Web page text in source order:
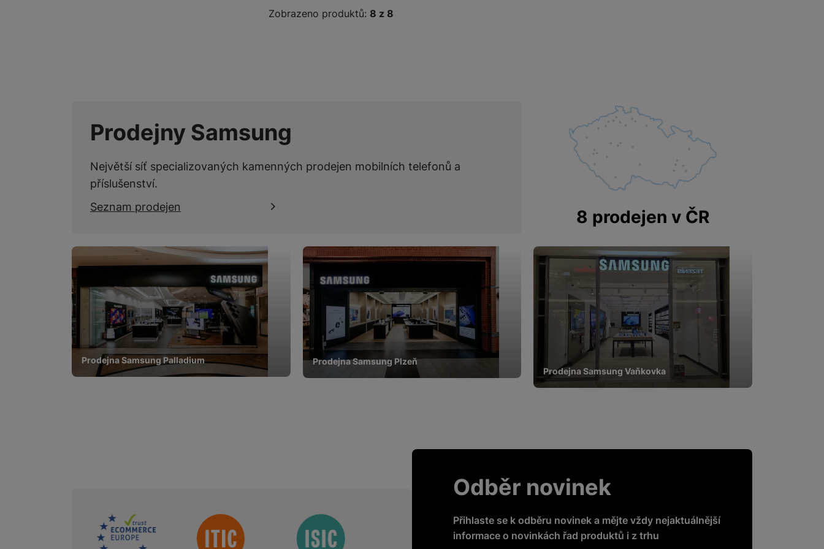
Marketingové cookies používáme my nebo naši partneři, abychom vám mohli zobrazit vhodné obsahy nebo reklamy jak
Zobrazeno produktů: z 8
Prodejny Samsung
Největší síť specializovaných kamenných prodejen mobilních telefonů a
příslušenství.
Seznam prodejen
8 prodejen v ČR
Prodejna Samsung Palladium
Prodejna Samsung Plzeň
Prodejna Samsung Vaňkovka
Sdružení
Odběr novinek
Přihlaste se k odběru novinek a mějte vždy nejaktuálnější
informace o novinkách řad produktů i z trhu